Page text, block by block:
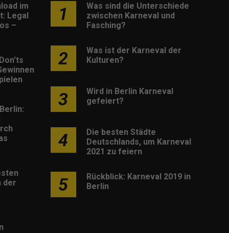
im
Legal
–
der
1
Was sind die Unterschiede
zwischen Karneval und
Fasching?
2
Was ist der Karneval der
Kulturen?
3
Wird in Berlin Karneval
gefeiert?
4
Die besten Städte
Deutschlands, um Karneval
2021 zu feiern
5
Rückblick: Karneval 2019 in
Berlin